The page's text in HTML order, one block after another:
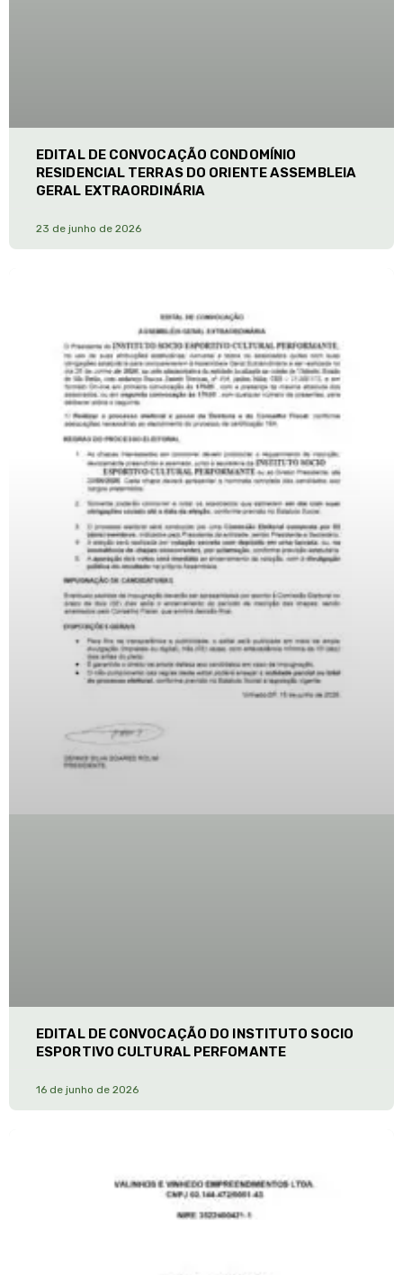
EDITAL DE CONVOCAÇÃO CONDOMÍNIO
RESIDENCIAL TERRAS DO ORIENTE ASSEMBLEIA
GERAL EXTRAORDINÁRIA
23 de junho de 2026
EDITAL DE CONVOCAÇÃO DO INSTITUTO SOCIO
ESPORTIVO CULTURAL PERFOMANTE
16 de junho de 2026